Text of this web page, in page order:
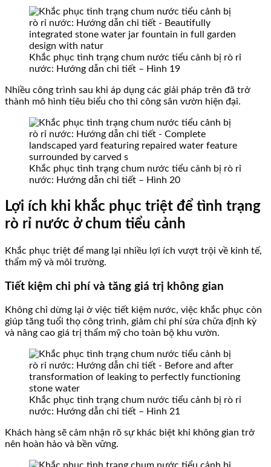
Khắc phục tình trạng chum nước tiểu cảnh bị rò rỉ
nước: Hướng dẫn chi tiết – Hình 19
Nhiều công trình sau khi áp dụng các giải pháp trên đã trở
thành mô hình tiêu biểu cho thi công sân vườn hiện đại.
Khắc phục tình trạng chum nước tiểu cảnh bị rò rỉ
nước: Hướng dẫn chi tiết – Hình 20
Lợi ích khi khắc phục triệt để tình trạng
rò rỉ nước ở chum tiểu cảnh
Khắc phục triệt để mang lại nhiều lợi ích vượt trội về kinh tế,
thẩm mỹ và môi trường.
Tiết kiệm chi phí và tăng giá trị không gian
Không chỉ dừng lại ở việc tiết kiệm nước, việc khắc phục còn
giúp tăng tuổi thọ công trình, giảm chi phí sửa chữa định kỳ
và nâng cao giá trị thẩm mỹ cho toàn bộ khu vườn.
Khắc phục tình trạng chum nước tiểu cảnh bị rò rỉ
nước: Hướng dẫn chi tiết – Hình 21
Khách hàng sẽ cảm nhận rõ sự khác biệt khi không gian trở
nên hoàn hảo và bền vững.